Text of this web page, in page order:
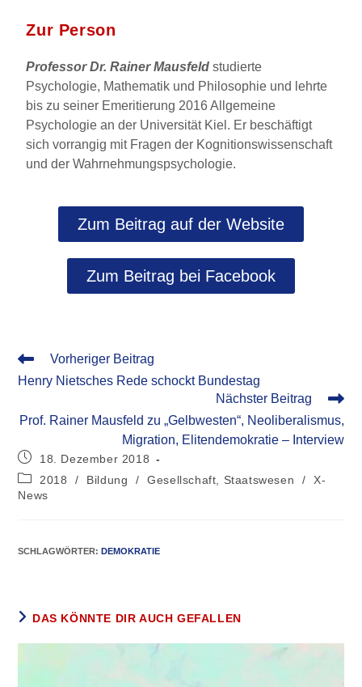
Zur Person
Professor Dr. Rainer Mausfeld studierte
Psychologie, Mathematik und Philosophie und lehrte
bis zu seiner Emeritierung 2016 Allgemeine
Psychologie an der Universität Kiel. Er beschäftigt
sich vorrangig mit Fragen der Kognitionswissenschaft
und der Wahrnehmungspsychologie.
Zum Beitrag auf der Website
Zum Beitrag bei Facebook
Vorheriger Beitrag
Henry Nietsches Rede schockt Bundestag
Nächster Beitrag
Prof. Rainer Mausfeld zu „Gelbwesten“, Neoliberalismus,
Migration, Elitendemokratie – Interview
18. Dezember 2018
2018
/ Bildung / Gesellschaft, Staatswesen /
X-
News
SCHLAGWÖRTER:DEMOKRATIE
DAS KÖNNTE DIR AUCH GEFALLEN